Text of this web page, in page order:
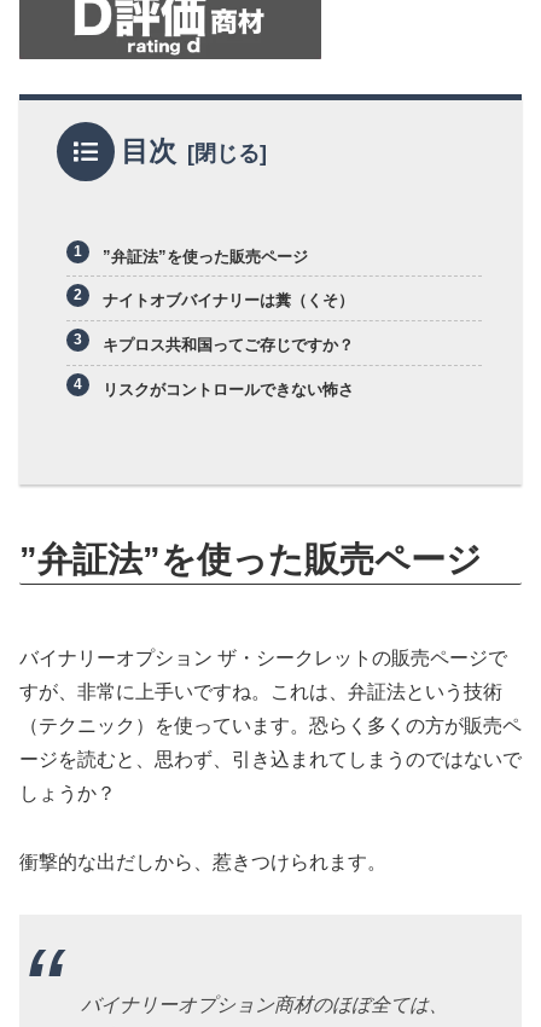
目次
”弁証法”を使った販売ページ
ナイトオブバイナリーは糞（くそ）
キプロス共和国ってご存じですか？
リスクがコントロールできない怖さ
”弁証法”を使った販売ページ
バイナリーオプション ザ・シークレットの販売ページで
すが、非常に上手いですね。これは、弁証法という技術
（テクニック）を使っています。恐らく多くの方が販売ペ
ージを読むと、思わず、引き込まれてしまうのではないで
しょうか？
衝撃的な出だしから、惹きつけられます。
バイナリーオプション商材のほぼ全ては、